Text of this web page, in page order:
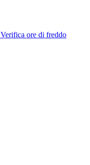
Verifica ore di freddo